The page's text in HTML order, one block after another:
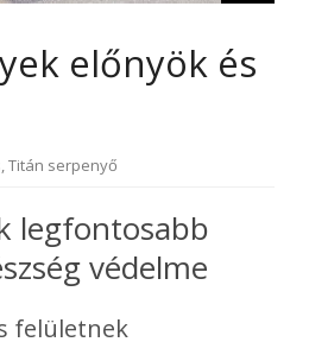
előnyök és
,Titán serpenyő
legfontosabb
védelme
felületnek